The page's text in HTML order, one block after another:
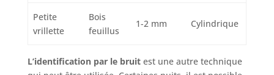
Petite
vrillette
Bois
feuillus
1-2 mm Cylindrique
L’identification par le bruitest une autre technique